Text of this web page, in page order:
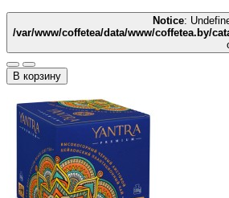
Notice:
/var/www/coffetea/data/www/coffetea.by/
В корзину